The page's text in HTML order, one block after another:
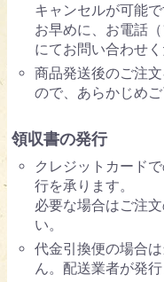
キャンセルが可能で
お早めに、お電話
にてお問い合わせく
商品発送後のご注
ので、あらかじめご
領収書の発行
クレジットカード
行を承ります。
必要な場合はご注
い。
代金引換便の場合
ん。配送業者が発